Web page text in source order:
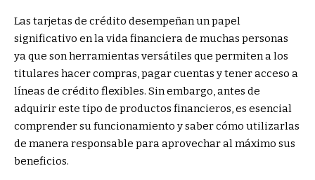
Las tarjetas de crédito desempeñan un papel
significativo en la vida financiera de muchas personas
ya que son herramientas versátiles que permiten a los
titulares hacer compras, pagar cuentas y tener acceso a
líneas de crédito flexibles. Sin embargo, antes de
adquirir este tipo de productos financieros, es esencial
comprender su funcionamiento y saber cómo utilizarlas
de manera responsable para aprovechar al máximo sus
beneficios.